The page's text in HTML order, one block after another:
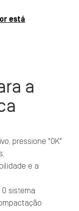
está
a
pressione "OK"
e a
sistema